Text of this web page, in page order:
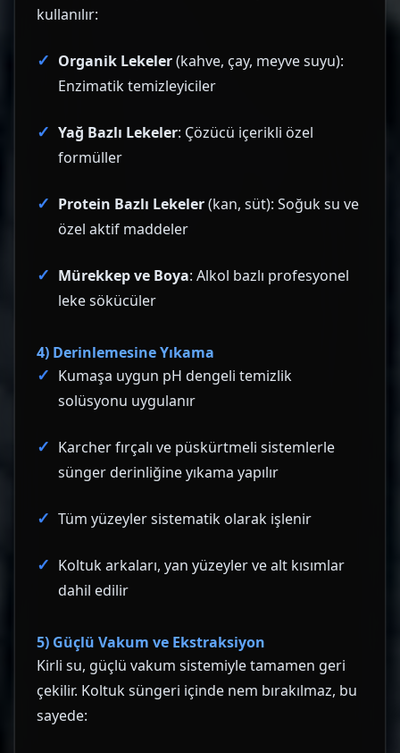
kullanılır:
Organik Lekeler(kahve, çay, meyve suyu):
Enzimatik temizleyiciler
Yağ Bazlı Lekeler: Çözücü içerikli özel
formüller
Protein Bazlı Lekeler(kan, süt): Soğuk su ve
özel aktif maddeler
Mürekkep ve Boya: Alkol bazlı profesyonel
leke sökücüler
4) Derinlemesine Yıkama
Kumaşa uygun pH dengeli temizlik
solüsyonu uygulanır
Karcher fırçalı ve püskürtmeli sistemlerle
sünger derinliğine yıkama yapılır
Tüm yüzeyler sistematik olarak işlenir
Koltuk arkaları, yan yüzeyler ve alt kısımlar
dahil edilir
5) Güçlü Vakum ve Ekstraksiyon
Kirli su, güçlü vakum sistemiyle tamamen geri
çekilir. Koltuk süngeri içinde nem bırakılmaz, bu
sayede: